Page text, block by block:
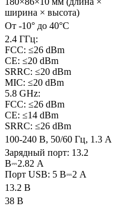
ширина × высота)
От -10° до 40°C
2.4 ГГц:
FCC: ≤26 dBm
CE: ≤20 dBm
SRRC: ≤20 dBm
MIC: ≤20 dBm
5.8 GHz:
FCC: ≤26 dBm
CE: ≤14 dBm
SRRC: ≤26 dBm
100-240 В, 50/60 Гц, 1.3 A
Зарядный порт: 13.2
В⎓2.82 A
Порт USB: 5 В⎓2 A
13.2 В
38 В